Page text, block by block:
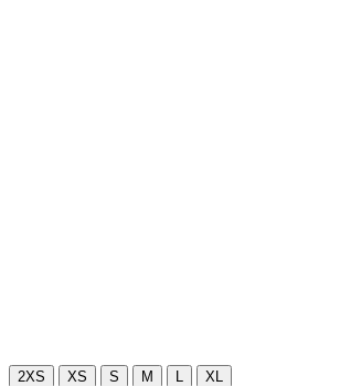
2XS XS S M XL